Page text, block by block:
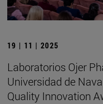
19 | 11 | 2025
Laboratorios Ojer
Universidad de
Quality Innovation